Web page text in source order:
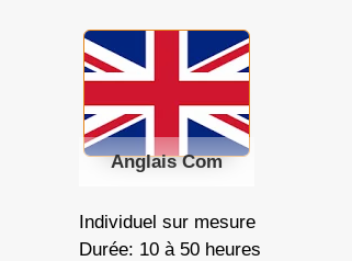
Anglais Com
Individuel sur mesure
Durée: 10 à 50 heures